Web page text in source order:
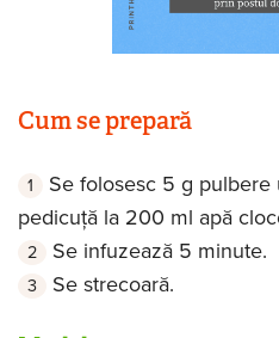
Cum se prepară
Se folosesc 5 g pulbere
pedicuță la 200 ml apă
Se infuzează 5 minute.
Se strecoară.